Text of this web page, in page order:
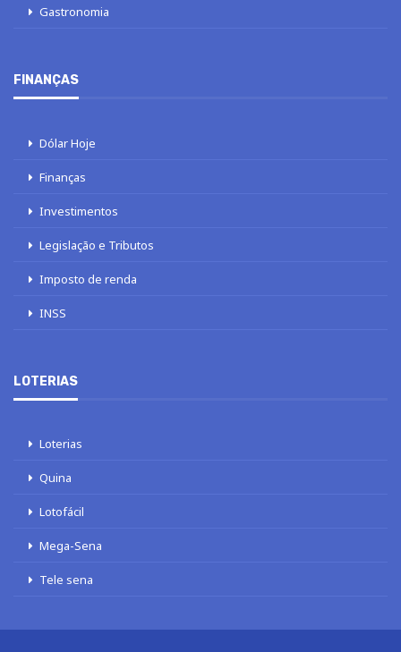
Gastronomia
FINANÇAS
Dólar Hoje
Finanças
Investimentos
Legislação e Tributos
Imposto de renda
INSS
LOTERIAS
Loterias
Quina
Lotofácil
Mega-Sena
Tele sena